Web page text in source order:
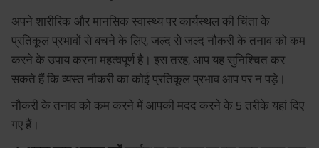
अपने शारीरिक और मानसिक स्वास्थ्य पर कार्यस्थल की चिंता के
प्रतिकूल प्रभावों से बचने के लिए, जल्द से जल्द नौकरी के तनाव को कम
करने के उपाय करना महत्वपूर्ण है। इस तरह, आप यह सुनिश्चित कर
सकते हैं कि व्यस्त नौकरी का कोई प्रतिकूल प्रभाव आप पर न पड़े।
नौकरी के तनाव को कम करने में आपकी मदद करने के 5 तरीके यहां दिए
गए हैं।